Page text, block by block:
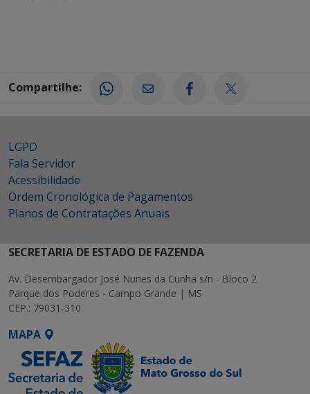
Compartilhe:
LGPD
Fala Servidor
Acessibilidade
Ordem Cronológica de Pagamentos
Planos de Contratações Anuais
SECRETARIA DE ESTADO DE FAZENDA
Av. Desembargador José Nunes da Cunha s/n - Bloco 2
Parque dos Poderes - Campo Grande | MS
CEP.: 79031-310
MAPA